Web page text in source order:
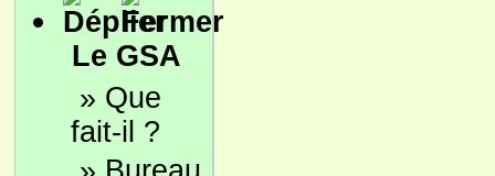
Le GSA
» Que
fait-il ?